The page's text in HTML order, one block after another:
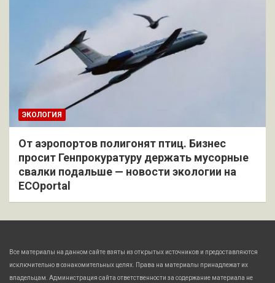
ЭКОЛОГИЯ
От аэропортов полигонят птиц. Бизнес
просит Генпрокуратуру держать мусорные
свалки подальше — новости экологии на
ECOportal
Все материалы на данном сайте взяты из открытых источников и предоставляются
исключительно в ознакомительных целях. Права на материалы принадлежат их
владельцам. Администрация сайта ответственности за содержание материала не